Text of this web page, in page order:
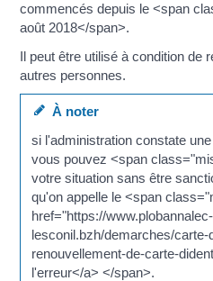
commencés depuis le <span
août 2018</span>.
Il peut être utilisé à condition de
autres personnes.
À noter
si l'administration constate
vous pouvez <span
votre situation sans être
qu'on appelle le <span
href="https://www.plobannalec-
lesconil.bzh/demarches/carte-
renouvellement-de-carte-
l'erreur</a> </span>.